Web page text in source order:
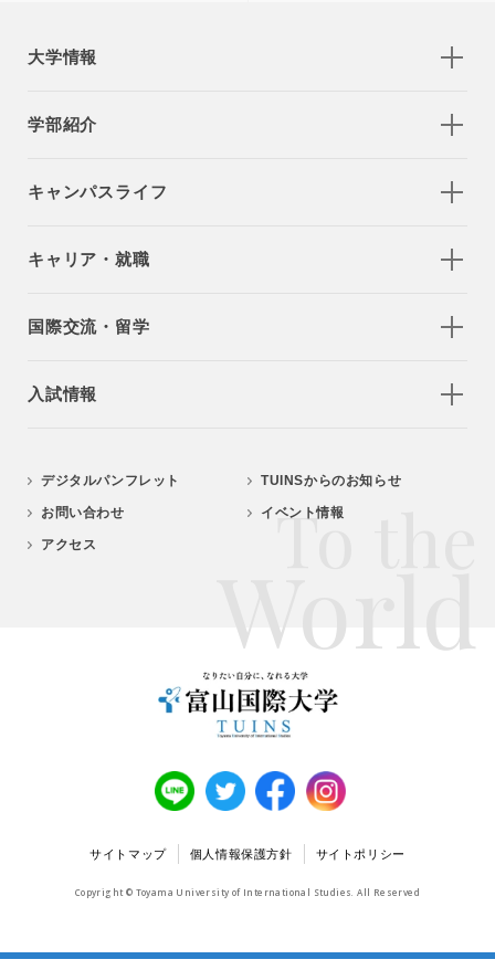
大学情報
学部紹介
キャンパスライフ
キャリア・就職
国際交流・留学
入試情報
デジタルパンフレット
お問い合わせ
アクセス
TUINSからのお知らせ
イベント情報
To the
World
サイトマップ 個人情報保護方針 サイトポリシー
Copyright © Toyama University of International Studies. All Reserved